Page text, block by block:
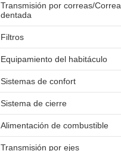
Transmisión por correas/Correa
dentada
Filtros
Equipamiento del habitáculo
Sistemas de confort
Sistema de cierre
Alimentación de combustible
Transmisión por ejes